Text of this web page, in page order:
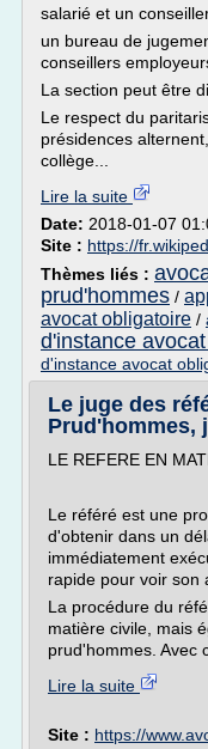
salarié et un
un bureau de
conseillers
La section peut être
Le respect du
présidences
collège...
Lire la suite
Date: 2018-01-07
Site : https://
Thèmes liés :
prud'hommes /
avocat obligatoire /
d'instance
d'instance avocat
Le juge des
Prud'hommes,
LE REFERE EN
Le référé est une
d'obtenir dans un
immédiatement
rapide pour voir son
La procédure du
matière civile, mais
prud'hommes. Avec
Lire la suite
Site : https://